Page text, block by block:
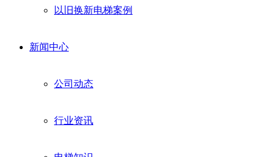
以旧换新电梯案例
新闻中心
公司动态
行业资讯